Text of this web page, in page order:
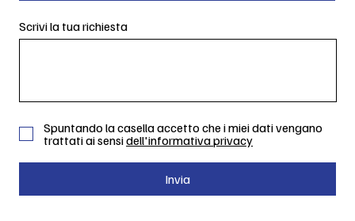
Scrivi la tua richiesta
Spuntando la casella accetto che i miei dati vengano
trattati ai sensidell'informativa privacy
Invia